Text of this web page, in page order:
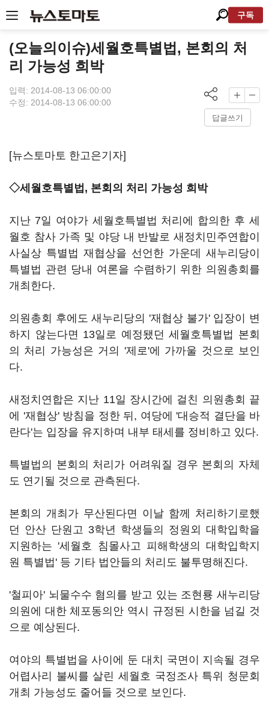
구독
(오늘의이슈)세월호특별법, 본회의 처
리 가능성 희박
입력: 2014-08-13 06:00:00
수정: 2014-08-13 06:00:00
답글쓰기
[뉴스토마토 한고은기자]
◇세월호특별법, 본회의 처리 가능성 희박
지난 7일 여야가 세월호특별법 처리에 합의한 후 세
월호 참사 가족 및 야당 내 반발로 새정치민주연합이
사실상 특별법 재협상을 선언한 가운데 새누리당이
특별법 관련 당내 여론을 수렴하기 위한 의원총회를
개최한다.
의원총회 후에도 새누리당의 '재협상 불가' 입장이 변
하지 않는다면 13일로 예정됐던 세월호특별법 본회
의 처리 가능성은 거의 '제로'에 가까울 것으로 보인
다.
새정치연합은 지난 11일 장시간에 걸친 의원총회 끝
에 '재협상' 방침을 정한 뒤, 여당에 '대승적 결단을 바
란다'는 입장을 유지하며 내부 태세를 정비하고 있다.
특별법의 본회의 처리가 어려워질 경우 본회의 자체
도 연기될 것으로 관측된다.
본회의 개최가 무산된다면 이날 함께 처리하기로했
던 안산 단원고 3학년 학생들의 정원외 대학입학을
지원하는 '세월호 침몰사고 피해학생의 대학입학지
원 특별법' 등 기타 법안들의 처리도 불투명해진다.
'철피아' 뇌물수수 혐의를 받고 있는 조현룡 새누리당
의원에 대한 체포동의안 역시 규정된 시한을 넘길 것
으로 예상된다.
여야의 특별법을 사이에 둔 대치 국면이 지속될 경우
어렵사리 불씨를 살린 세월호 국정조사 특위 청문회
개최 가능성도 줄어들 것으로 보인다.